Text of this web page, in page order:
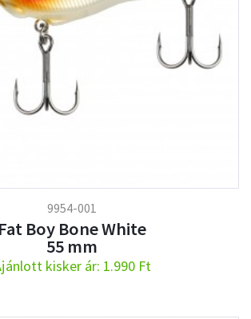
9954-001
Fat Boy Bone White
55 mm
kisker ár: 1.990 Ft